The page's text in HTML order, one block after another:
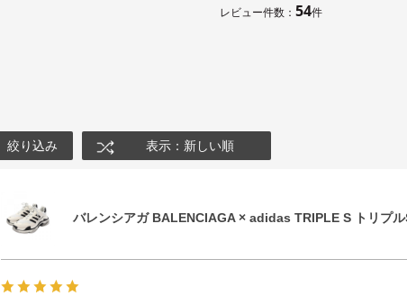
レビュー件数： 54件
絞り込み 表示：新しい順
バレンシアガ BALENCIAGA × adidas TRIPLE S トリプ